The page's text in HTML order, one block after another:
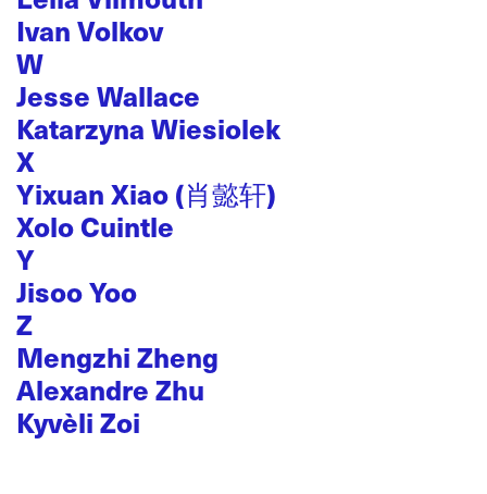
Ivan Volkov
W
Jesse Wallace
Katarzyna Wiesiolek
X
Yixuan Xiao (肖懿轩)
Xolo Cuintle
Y
Jisoo Yoo
Z
Mengzhi Zheng
Alexandre Zhu
Kyvèli Zoi